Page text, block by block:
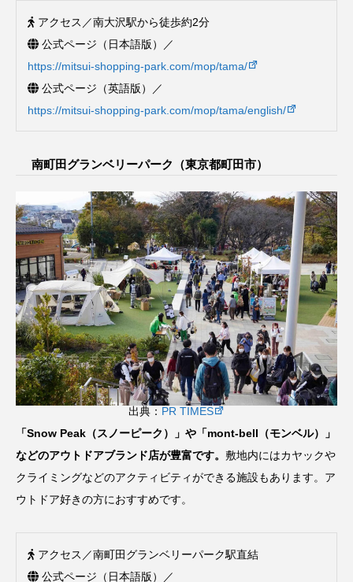
アクセス／南大沢駅から徒歩約2分
公式ページ（日本語版）／
https://mitsui-shopping-park.com/mop/tama/
公式ページ（英語版）／
https://mitsui-shopping-park.com/mop/tama/english/
南町田グランベリーパーク（東京都町田市）
出典： PR TIMES
「Snow Peak（スノーピーク）」や「mont-bell（モンベル）」
などのアウトドアブランド店が豊富です。 敷地内にはカヤックや
クライミングなどのアクティビティができる施設もあります。ア
ウトドア好きの方におすすめです。
アクセス／南町田グランベリーパーク駅直結
公式ページ（日本語版）／